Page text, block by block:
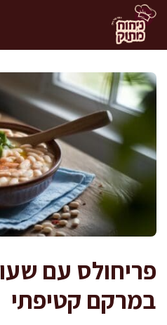
לדלג
לתוכן
פריחולס עם
במרקם קטיפתי